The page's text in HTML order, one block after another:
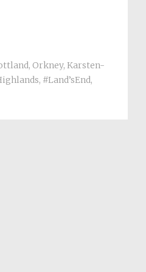
, Orkney, Karsten-
, #Land’sEnd,